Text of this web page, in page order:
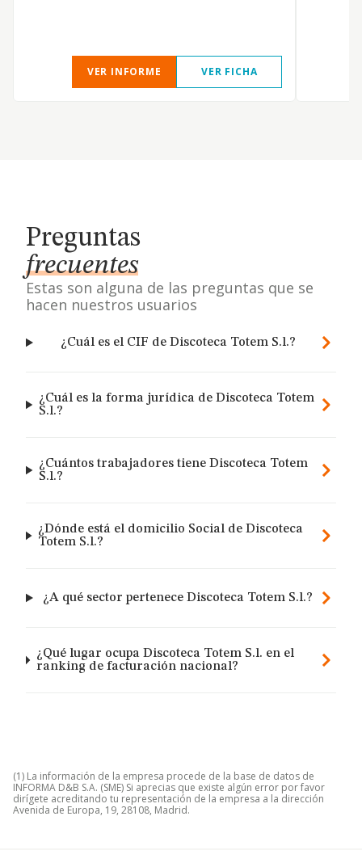
VER INFORME VER FICHA
Preguntas
frecuentes
Estas son alguna de las preguntas que se
hacen nuestros usuarios
¿Cuál es el CIF de Discoteca Totem S.l.?
¿Cuál es la forma jurídica de Discoteca Totem
S.l.?
¿Cuántos trabajadores tiene Discoteca Totem
S.l.?
¿Dónde está el domicilio Social de Discoteca
Totem S.l.?
¿A qué sector pertenece Discoteca Totem S.l.?
¿Qué lugar ocupa Discoteca Totem S.l. en el
ranking de facturación nacional?
(1) La información de la empresa procede de la base de datos de
INFORMA D&B S.A. (SME) Si aprecias que existe algún error por favor
dirígete acreditando tu representación de la empresa a la dirección
Avenida de Europa, 19, 28108, Madrid.